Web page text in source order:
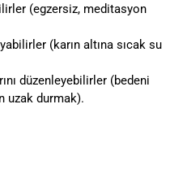
(egzersiz, meditasyon
(karın altına sıcak su
düzenleyebilirler (bedeni
uzak durmak).